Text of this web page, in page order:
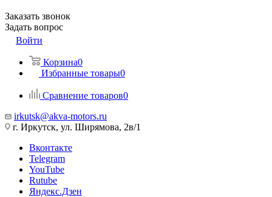
Заказать звонок
Задать вопрос
Войти
Корзина0
Избранные товары0
Сравнение товаров0
irkutsk@akva-motors.ru
г. Иркутск, ул. Ширямова, 2в/1
Вконтакте
Telegram
YouTube
Rutube
Яндекс.Дзен